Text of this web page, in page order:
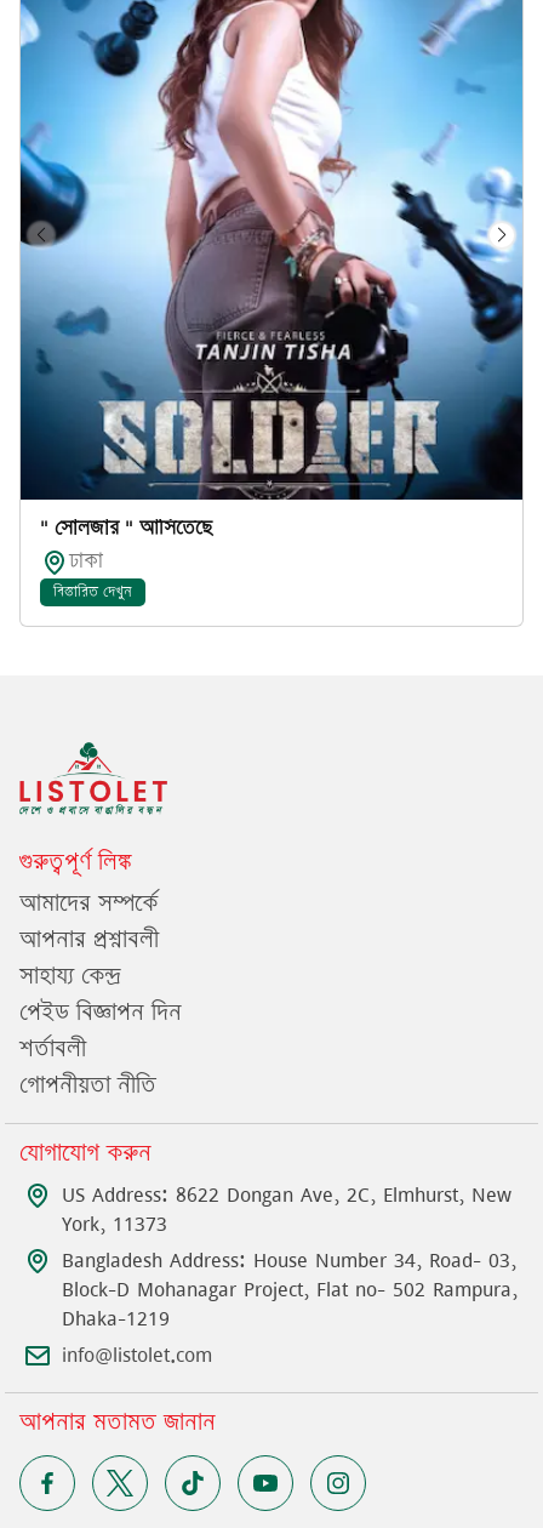
" সোলজার " আসিতেছে
ঢাকা
বিস্তারিত দেখুন
গুরুত্বপূর্ণ লিঙ্ক
আমাদের সম্পর্কে
আপনার প্রশ্নাবলী
সাহায্য কেন্দ্র
পেইড বিজ্ঞাপন দিন
শর্তাবলী
গোপনীয়তা নীতি
যোগাযোগ করুন
US Address: 8622 Dongan Ave, 2C, Elmhurst, New
York, 11373
Bangladesh Address: House Number 34, Road- 03,
Block-D Mohanagar Project, Flat no- 502 Rampura,
Dhaka-1219
info@listolet.com
আপনার মতামত জানান